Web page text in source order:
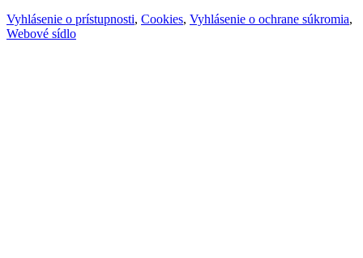
Vyhlásenie o prístupnosti, Cookies, Vyhlásenie o ochrane súkromia,
Webové sídlo